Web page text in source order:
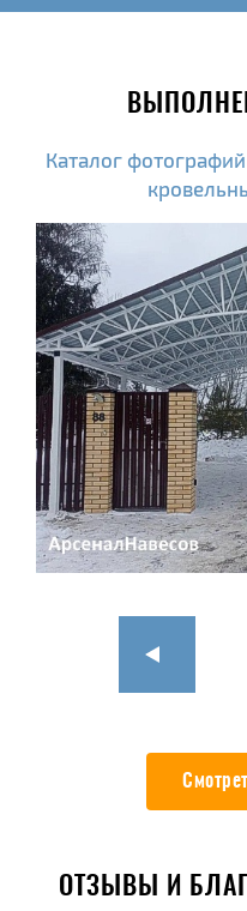
Каталог
ОТЗЫВЫ И